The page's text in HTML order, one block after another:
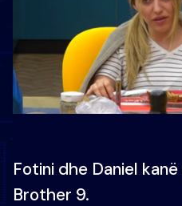
Fotini dhe Daniel
Brother 9.